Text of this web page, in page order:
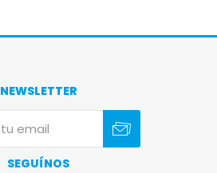
NEWSLETTER
SEGUÍNOS